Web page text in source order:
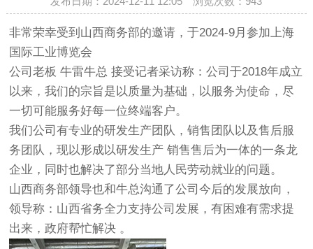
非常荣幸受到山西商务部的邀请，于2024-9月参加上海
国际工业博览会
公司老板 牛雷牛总 接受记者采访称：公司于2018年成立
以来，我们的宗旨是 以质量为基础，以服务为使命，尽
一切可能服务好每一位终端客户。
我们公司有专业的研发生产团队，销售团队以及售后服
务团队，现以形成以研发生产 销售售后为一体的一条龙
企业，同时也解决了部分当地人民劳动就业的问题。
山西商务部领导也和牛总沟通了公司今后的发展放向，
领导称：山西省务全力支持公司发展，有困难有需求提
出来，政府帮忙解决 。